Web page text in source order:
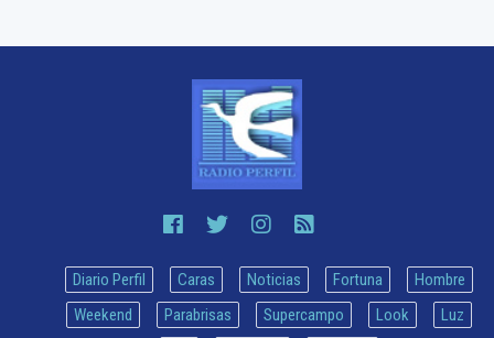
Diario Perfil Caras Noticias Fortuna
Hombre
Weekend
Parabrisas Supercampo Look Luz